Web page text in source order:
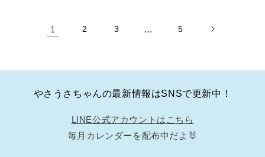
1 2 3 … 5
やさうさちゃんの最新情報はSNSで更新中！
LINE公式アカウントはこちら
毎月カレンダーを配布中だよ🐰